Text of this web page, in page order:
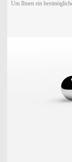
Um Ihnen ein